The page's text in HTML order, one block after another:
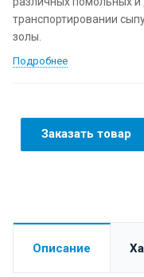
транспортировании
золы.
Подробнее
Заказать товар
Описание